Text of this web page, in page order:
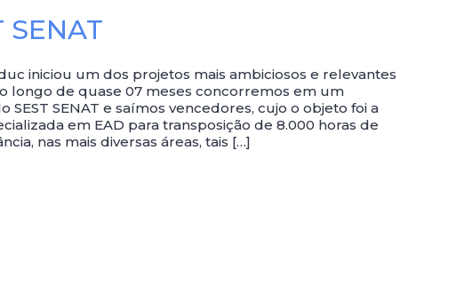
SENAT
iniciou um dos projetos mais ambiciosos e relevantes
longo de quase 07 meses concorremos em um
SENAT e saímos vencedores, cujo o objeto foi a
em EAD para transposição de 8.000 horas de
nas mais diversas áreas, tais […]